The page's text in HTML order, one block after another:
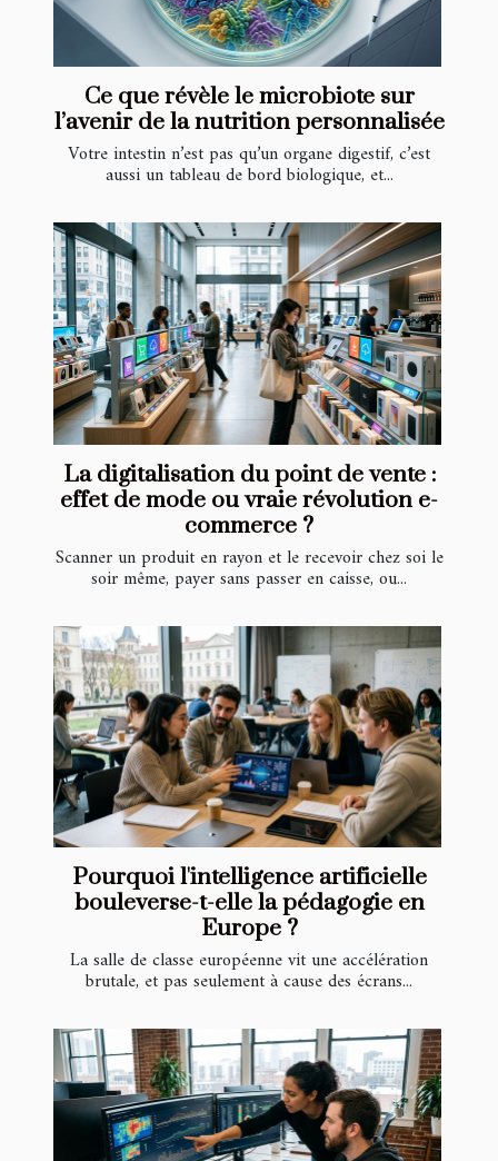
Ce que révèle le microbiote sur
l’avenir de la nutrition personnalisée
Votre intestin n’est pas qu’un organe digestif, c’est
aussi un tableau de bord biologique, et...
La digitalisation du point de vente :
effet de mode ou vraie révolution e-
commerce ?
Scanner un produit en rayon et le recevoir chez soi le
soir même, payer sans passer en caisse, ou...
Pourquoi l'intelligence artificielle
bouleverse-t-elle la pédagogie en
Europe ?
La salle de classe européenne vit une accélération
brutale, et pas seulement à cause des écrans...